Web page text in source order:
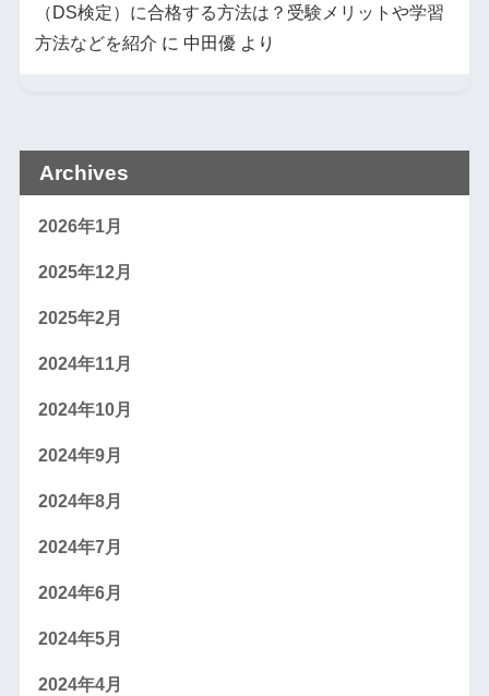
（DS検定）に合格する方法は？受験メリットや学習
方法などを紹介 に 中田優より
Archives
2026年1月
2025年12月
2025年2月
2024年11月
2024年10月
2024年9月
2024年8月
2024年7月
2024年6月
2024年5月
2024年4月